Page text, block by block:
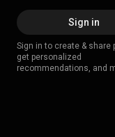
Sign in
Sign in to create & share
get personalized
recommendations, and